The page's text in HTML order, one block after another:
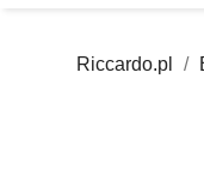
Riccardo.pl